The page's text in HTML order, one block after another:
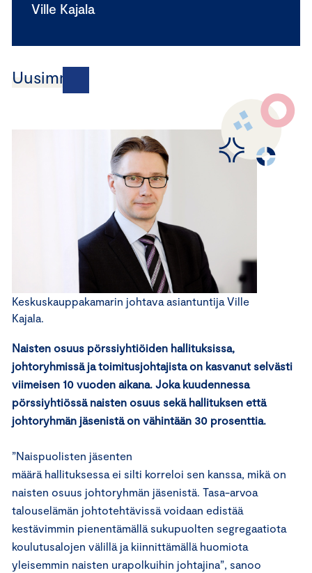
Ville Kajala
Uusimmat
Keskuskauppakamarin johtava asiantuntija Ville
Kajala.
Naisten osuus pörssiyhtiöiden hallituksissa,
johtoryhmissä ja toimitusjohtajista on kasvanut selvästi
viimeisen 10 vuoden aikana. Joka kuudennessa
pörssiyhtiössä naisten osuus sekä hallituksen että
johtoryhmän jäsenistä on vähintään 30 prosenttia.
”Naispuolisten jäsenten
määrä hallituksessa ei silti korreloi sen kanssa, mikä on
naisten osuus johtoryhmän jäsenistä. Tasa-arvoa
talouselämän johtotehtävissä voidaan edistää
kestävimmin pienentämällä sukupuolten segregaatiota
koulutusalojen välillä ja kiinnittämällä huomiota
yleisemmin naisten urapolkuihin johtajina”, sanoo